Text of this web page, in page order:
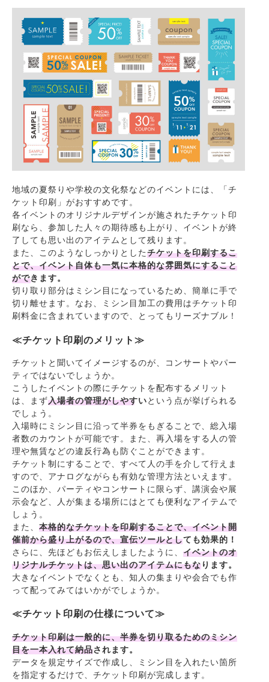
地域の夏祭りや学校の文化祭などのイベントには、「チ
ケット印刷」がおすすめです。
各イベントのオリジナルデザインが施されたチケット印
刷なら、参加した人々の期待感も上がり、イベントが終
了しても思い出のアイテムとして残ります。
また、このようなしっかりとしたチケットを印刷するこ
とで、イベント自体も一気に本格的な雰囲気にすること
ができます。
切り取り部分はミシン目になっているため、簡単に手で
切り離せます。なお、ミシン目加工の費用はチケット印
刷料金に含まれていますので、とってもリーズナブル！
≪チケット印刷のメリット≫
チケットと聞いてイメージするのが、コンサートやパー
ティではないでしょうか。
こうしたイベントの際にチケットを配布するメリット
は、まず入場者の管理がしやすいという点が挙げられる
でしょう。
入場時にミシン目に沿って半券をもぎることで、総入場
者数のカウントが可能です。また、再入場をする人の管
理や無賃などの違反行為も防ぐことができます。
チケット制にすることで、すべて人の手を介して行えま
すので、アナログながらも有効な管理方法といえます。
このほか、パーティやコンサートに限らず、講演会や展
示会など、人が集まる場所にはとても便利なアイテムで
しょう。
また、 本格的なチケットを印刷することで、イベント開
催前から盛り上がるので、宣伝ツールとしても効果的！
さらに、先ほどもお伝えしましたように、 イベントのオ
リジナルチケットは、思い出のアイテムにもなります。
大きなイベントでなくとも、知人の集まりや会合でも作
って配ってみてはいかがでしょうか。
≪チケット印刷の仕様について≫
チケット印刷は一般的に、半券を切り取るためのミシン
目を一本入れて納品されます。
データを規定サイズで作成し、ミシン目を入れたい箇所
を指定するだけで、チケット印刷が完成します。